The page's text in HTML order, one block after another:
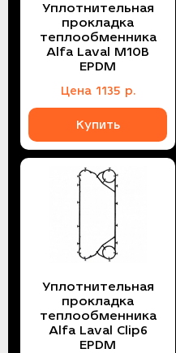
Уплотнительная
прокладка
теплообменника
Alfa Laval M10B
EPDM
Цена 1135 р.
Купить
Уплотнительная
прокладка
теплообменника
Alfa Laval Сlip6
EPDM